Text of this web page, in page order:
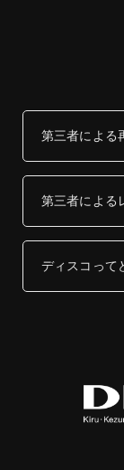
第三者による
第三者による
ディスコって